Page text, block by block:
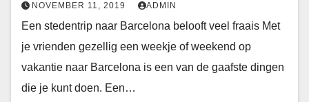
NOVEMBER 11, 2019 ADMIN
Een stedentrip naar Barcelona belooft veel fraais Met
je vrienden gezellig een weekje of weekend op
vakantie naar Barcelona is een van de gaafste dingen
die je kunt doen. Een…